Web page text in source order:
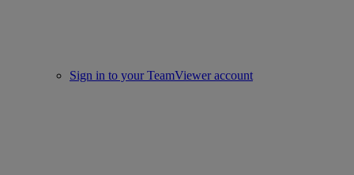
Sign in to your TeamViewer account